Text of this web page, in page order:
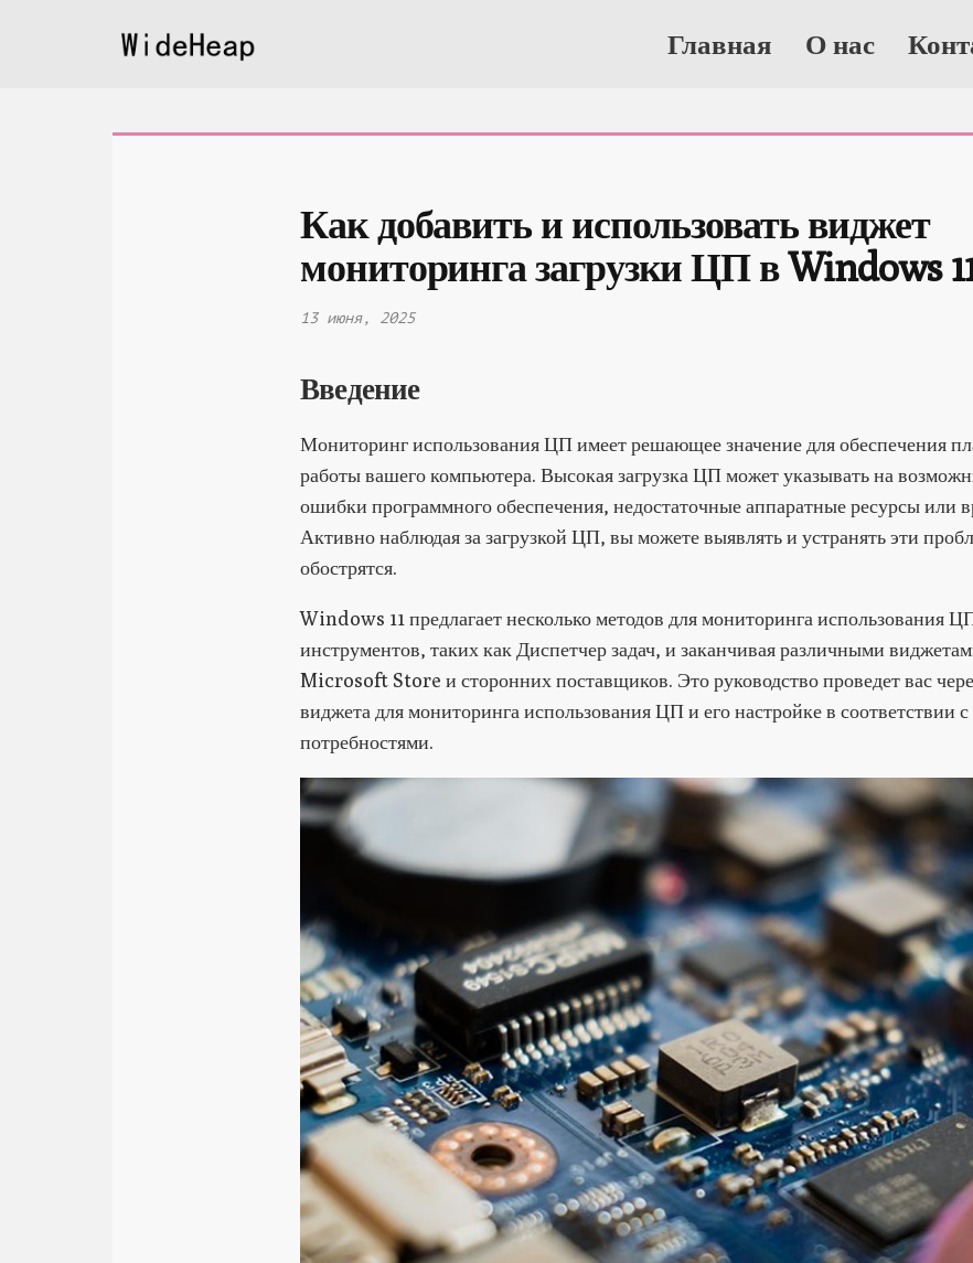
Главная О нас
Как добавить и использовать виджет
мониторинга загрузки ЦП в Windows
13 июня, 2025
Введение
Мониторинг использования ЦП имеет решающее значение для обеспечения
работы вашего компьютера. Высокая загрузка ЦП может указывать на
ошибки программного обеспечения, недостаточные аппаратные ресурсы или
Активно наблюдая за загрузкой ЦП, вы можете выявлять и устранять эти
обострятся.
Windows 11 предлагает несколько методов для мониторинга использования
инструментов, таких как Диспетчер задач, и заканчивая различными
Microsoft Store и сторонних поставщиков. Это руководство проведет вас
виджета для мониторинга использования ЦП и его настройке в соответствии
потребностями.